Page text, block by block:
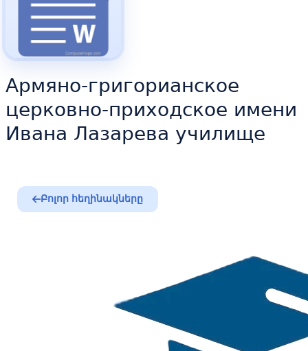
Армяно-григорианское
церковно-приходское имени
Ивана Лазарева училище
Բոլոր հեղինակները